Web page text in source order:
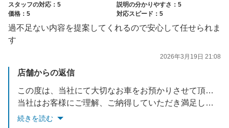
スタッフの対応：5
説明の分かりやすさ：5
価格：5
対応スピード：5
過不足ない内容を提案してくれるので安心して任せられま
す
2026年3月19日 21:08
店舗からの返信
この度は、当社にて大切なお車をお預かりさせて頂き誠に有難うございました。
当社はお客様にご理解、ご納得していただき満足していただける接客・サービスを心がけております。
※当店では半年・12ヵ月・18ヵ月点検を実施させて頂いております。
続きを読む